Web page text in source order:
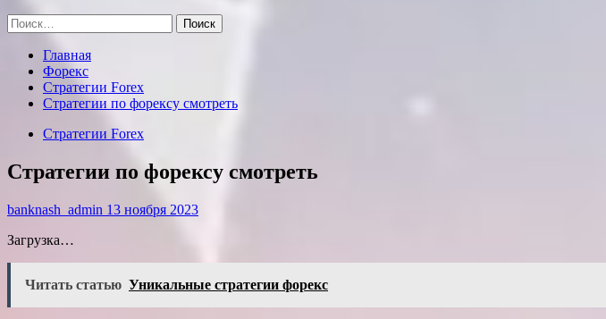
Найти:
Главная
Форекс
Стратегии Forex
Стратегии по форексу смотреть
Стратегии Forex
Стратегии по форексу смотреть
banknash_admin 13 ноября 2023
Загрузка…
Читать статью Уникальные стратегии форекс